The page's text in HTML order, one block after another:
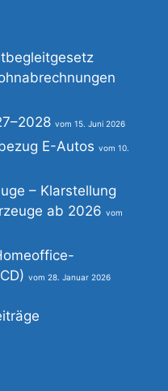
15. Juni 2026
E-Autos 10.
– Klarstellung
ab 2026
28. Januar 2026